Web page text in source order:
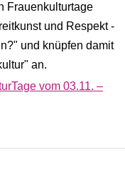
Frauenkulturtage
und Respekt -
und knüpfen damit
an.
vom 03.11. –